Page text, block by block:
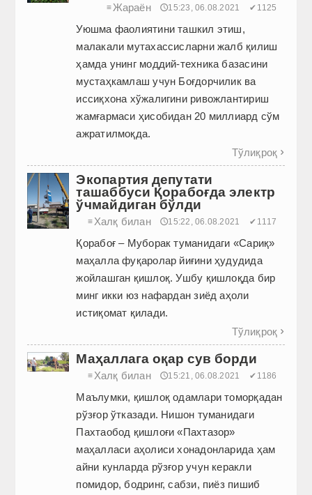
≡ Жараён 🕔15:23, 06.08.2021 ✔1125
Уюшма фаолиятини ташкил этиш,
малакали мутахассисларни жалб қилиш
ҳамда унинг моддий-техника базасини
мустаҳкамлаш учун Боғдорчилик ва
иссиқхона хўжалигини ривожлантириш
жамғармаси ҳисобидан 20 миллиард сўм
ажратилмоқда.
Тўлиқроқ 
Экопартия депутати
ташаббуси Қорабоғда электр
ўчмайдиган бўлди
≡ Халқ билан 🕔15:22, 06.08.2021 ✔1117
Қорабоғ – Муборак туманидаги «Сариқ»
маҳалла фуқаролар йиғини ҳудудида
жойлашган қишлоқ. Ушбу қишлоқда бир
минг икки юз нафардан зиёд аҳоли
истиқомат қилади.
Тўлиқроқ 
Маҳаллага оқар сув борди
≡ Халқ билан 🕔15:21, 06.08.2021 ✔1186
Маълумки, қишлоқ одамлари томорқадан
рўзғор ўтказади. Нишон туманидаги
Пахтаобод қишлоғи «Пахтазор»
маҳалласи аҳолиси хонадонларида ҳам
айни кунларда рўзғор учун керакли
помидор, бодринг, сабзи, пиёз пишиб